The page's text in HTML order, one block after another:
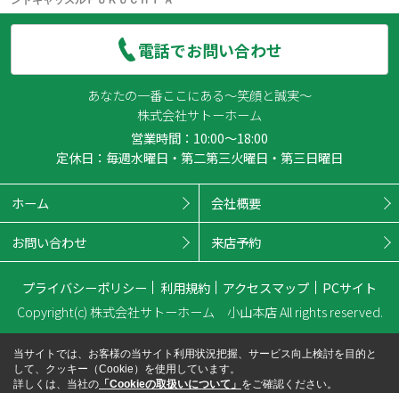
電話でお問い合わせ
あなたの一番ここにある～笑顔と誠実～
株式会社サトーホーム
営業時間：10:00～18:00
定休日：毎週水曜日・第二第三火曜日・第三日曜日
ホーム 会社概要
お問い合わせ 来店予約
プライバシーポリシー 利用規約 アクセスマップ
PCサイト
Copyright(c) 株式会社サトーホーム 小山本店 All rights reserved.
当サイトでは、お客様の当サイト利用状況把握、サービス向上検討を目的と
して、クッキー（Cookie）を使用しています。
詳しくは、当社の 「Cookieの取扱いについて」 をご確認ください。